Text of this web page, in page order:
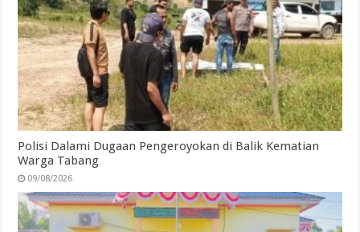
Polisi Dalami Dugaan Pengeroyokan di Balik Kematian
Warga Tabang
09/08/2026